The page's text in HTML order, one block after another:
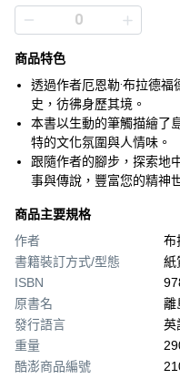
商品特色
透過作者厄恩勒·布拉德
史，彷彿身歷其境。
本書以生動的筆觸描繪了
特的文化氛圍與人情味。
跟隨作者的腳步，探索地
事與傳說，豐富您的精神
商品主要規格
作者
布
書籍裝訂方式/型態
紙
ISBN
原書名
離
發行語言
英
重量
酷澎商品編號